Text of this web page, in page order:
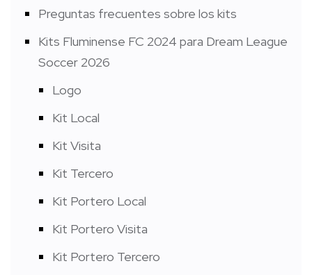
Preguntas frecuentes sobre los kits
Kits Fluminense FC 2024 para Dream League
Soccer 2026
Logo
Kit Local
Kit Visita
Kit Tercero
Kit Portero Local
Kit Portero Visita
Kit Portero Tercero